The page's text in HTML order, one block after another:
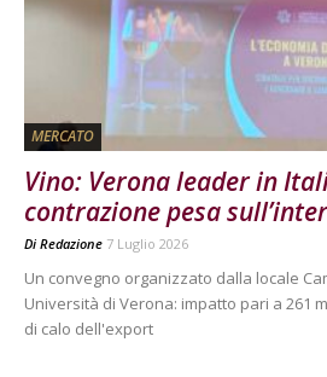
MERCATO
Vino: Verona leader in
contrazione pesa
Di Redazione 7 Luglio 2026
Un convegno organizzato dalla locale
Università di Verona: impatto pari a 261
di calo dell'export